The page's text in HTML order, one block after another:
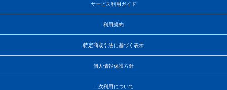
サービス利用ガイド
利用規約
特定商取引法に基づく表示
個人情報保護方針
二次利用について